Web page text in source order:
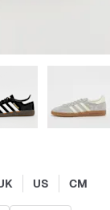
US CM